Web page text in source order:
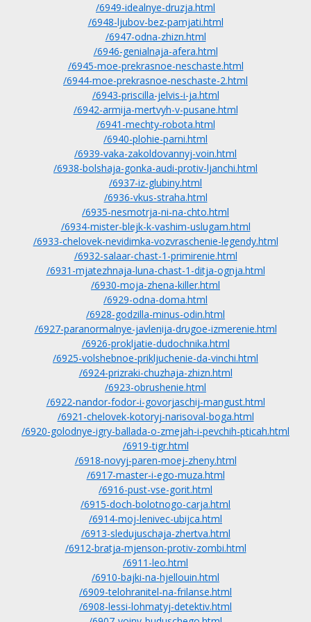
/6949-idealnye-druzja.html
/6948-ljubov-bez-pamjati.html
/6947-odna-zhizn.html
/6946-genialnaja-afera.html
/6945-moe-prekrasnoe-neschaste.html
/6944-moe-prekrasnoe-neschaste-2.html
/6943-priscilla-jelvis-i-ja.html
/6942-armija-mertvyh-v-pusane.html
/6941-mechty-robota.html
/6940-plohie-parni.html
/6939-vaka-zakoldovannyj-voin.html
/6938-bolshaja-gonka-audi-protiv-ljanchi.html
/6937-iz-glubiny.html
/6936-vkus-straha.html
/6935-nesmotrja-ni-na-chto.html
/6934-mister-blejk-k-vashim-uslugam.html
/6933-chelovek-nevidimka-vozvraschenie-legendy.html
/6932-salaar-chast-1-primirenie.html
/6931-mjatezhnaja-luna-chast-1-ditja-ognja.html
/6930-moja-zhena-killer.html
/6929-odna-doma.html
/6928-godzilla-minus-odin.html
/6927-paranormalnye-javlenija-drugoe-izmerenie.html
/6926-prokljatie-dudochnika.html
/6925-volshebnoe-prikljuchenie-da-vinchi.html
/6924-prizraki-chuzhaja-zhizn.html
/6923-obrushenie.html
/6922-nandor-fodor-i-govorjaschij-mangust.html
/6921-chelovek-kotoryj-narisoval-boga.html
/6920-golodnye-igry-ballada-o-zmejah-i-pevchih-pticah.html
/6919-tigr.html
/6918-novyj-paren-moej-zheny.html
/6917-master-i-ego-muza.html
/6916-pust-vse-gorit.html
/6915-doch-bolotnogo-carja.html
/6914-moj-lenivec-ubijca.html
/6913-sledujuschaja-zhertva.html
/6912-bratja-mjenson-protiv-zombi.html
/6911-leo.html
/6910-bajki-na-hjellouin.html
/6909-telohranitel-na-frilanse.html
/6908-lessi-lohmatyj-detektiv.html